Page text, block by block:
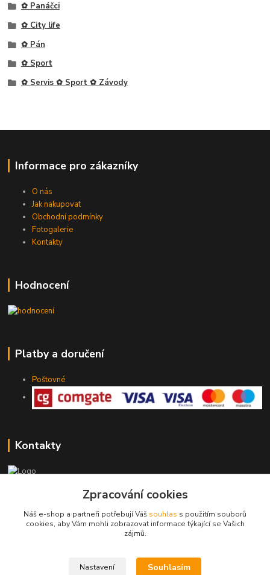
✿ Panáčci
✿ City life
✿ Pán
✿ Sport
✿ Servis ✿ Sport ✿ Závody
Informace pro zákazníky
O nás
Jak nakupovat
Obchodní podmínky
Fotogalerie
Kontakty
Hodnocení
Platby a doručení
Poštovné
Kontakty
rodinny.bazarek@seznam.cz
Zpracování cookies
Náš e-shop a partneři potřebují Váš souhlas s použitím souborů
cookies, aby Vám mohli zobrazovat informace týkající se Vašich
zájmů.
Nastavení Souhlasím